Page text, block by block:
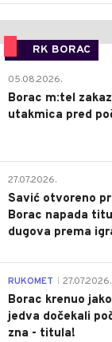
RK BORAC
05.08.2026.
Borac m:tel
utakmica pred
27.07.2026.
Savić otvoreno
Borac napada
dugova prema
RUKOMET 27.07.2026.
Borac krenuo
jedva dočekali
zna - titula!